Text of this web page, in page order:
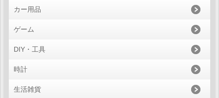
カー用品
ゲーム
DIY・工具
時計
生活雑貨